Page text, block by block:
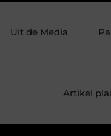
Uit de Media
Artikel